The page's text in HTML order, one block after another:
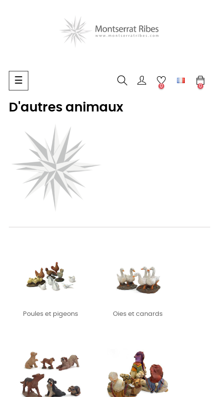
Basculer
la
navigation
☰
0 0
D'autres animaux
Poules et pigeons Oies et canards